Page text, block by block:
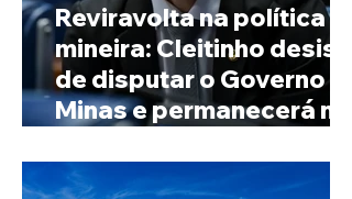
Reviravolta na política
mineira: Cleitinho desiste
de disputar o Governo de
Minas e permanecerá no